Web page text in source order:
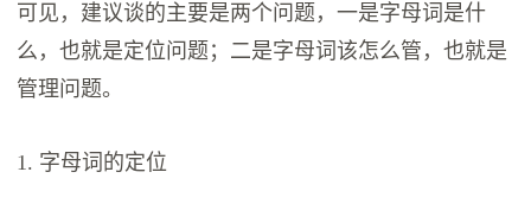
可见，建议谈的主要是两个问题，一是字母词是什
么，也就是定位问题；二是字母词该怎么管，也就是
管理问题。
1. 字母词的定位